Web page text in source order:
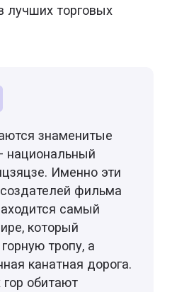
лучших торговых
знаменитые
национальный
Именно эти
фильма
самый
который
тропу, а
канатная дорога.
обитают